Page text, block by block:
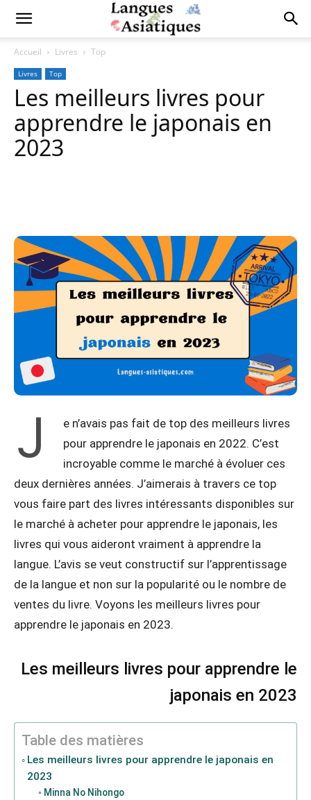
Accueil Livres Top
Livres Top
Les meilleurs livres pour
apprendre le japonais en
2023
J
e n’avais pas fait de top des meilleurs livres
pour apprendre le japonais en 2022. C’est
incroyable comme le marché à évoluer ces
deux dernières années. J’aimerais à travers ce top
vous faire part des livres intéressants disponibles sur
le marché à acheter pour apprendre le japonais, les
livres qui vous aideront vraiment à apprendre la
langue. L’avis se veut constructif sur l’apprentissage
de la langue et non sur la popularité ou le nombre de
ventes du livre. Voyons les meilleurs livres pour
apprendre le japonais en 2023.
Les meilleurs livres pour apprendre le
japonais en 2023
Table des matières
Les meilleurs livres pour apprendre le japonais en
2023
Minna No Nihongo